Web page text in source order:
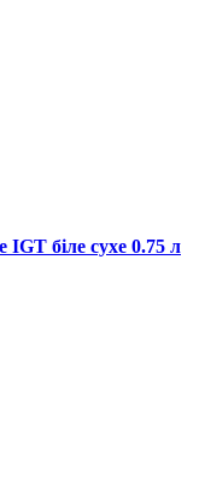
біле сухе 0.75 л